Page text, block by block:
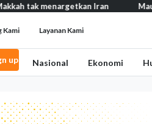
Iran Mau buka
Kami Layanan Kami
up Nasional Ekonomi